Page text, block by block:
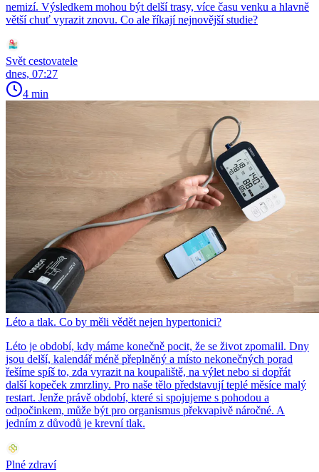
nemizí. Výsledkem mohou být delší trasy, více času venku a hlavně
větší chuť vyrazit znovu. Co ale říkají nejnovější studie?
Svět cestovatele
dnes, 07:27
4 min
Léto a tlak. Co by měli vědět nejen hypertonici?
Léto je období, kdy máme konečně pocit, že se život zpomalil. Dny
jsou delší, kalendář méně přeplněný a místo nekonečných porad
řešíme spíš to, zda vyrazit na koupaliště, na výlet nebo si dopřát
další kopeček zmrzliny. Pro naše tělo představují teplé měsíce malý
restart. Jenže právě období, které si spojujeme s pohodou a
odpočinkem, může být pro organismus překvapivě náročné. A
jedním z důvodů je krevní tlak.
Plné zdraví